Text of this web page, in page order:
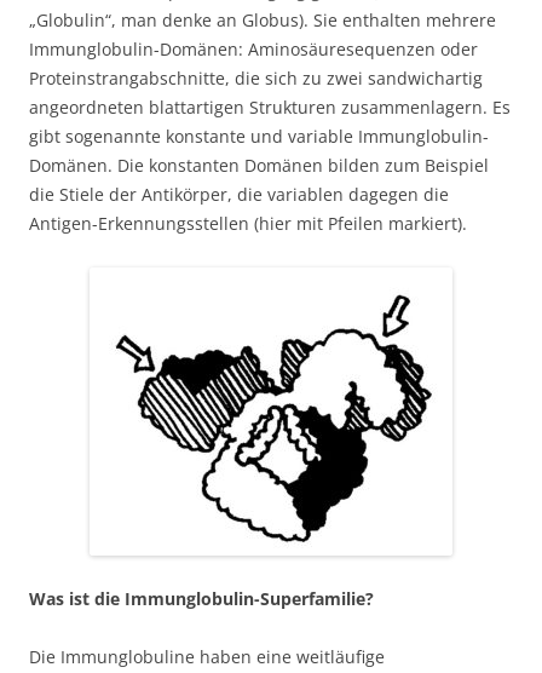
„Globulin“, man denke an Globus). Sie enthalten mehrere
Immunglobulin-Domänen: Aminosäuresequenzen oder
Proteinstrangabschnitte, die sich zu zwei sandwichartig
angeordneten blattartigen Strukturen zusammenlagern. Es
gibt sogenannte konstante und variable Immunglobulin-
Domänen. Die konstanten Domänen bilden zum Beispiel
die Stiele der Antikörper, die variablen dagegen die
Antigen-Erkennungsstellen (hier mit Pfeilen markiert).
Was ist die Immunglobulin-Superfamilie?
Die Immunglobuline haben eine weitläufige